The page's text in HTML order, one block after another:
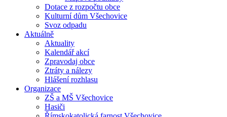
Dotace z rozpočtu obce
Kulturní dům Všechovice
Svoz odpadu
Aktuálně
Aktuality
Kalendář akcí
Zpravodaj obce
Ztráty a nálezy
Hlášení rozhlasu
Organizace
ZŠ a MŠ Všechovice
Hasiči